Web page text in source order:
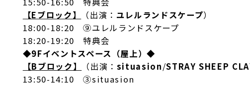
【Eブロック】
（出演： ユレルランドスケープ）
18:00-18:20 ⑨ユレルランドスケープ
18:20-19:20 特典会
◆9Fイベントスペース（屋上）◆
【Bブロック】
（出演： situasion/STRAY SHEEP
13:50-14:10 ③situasion